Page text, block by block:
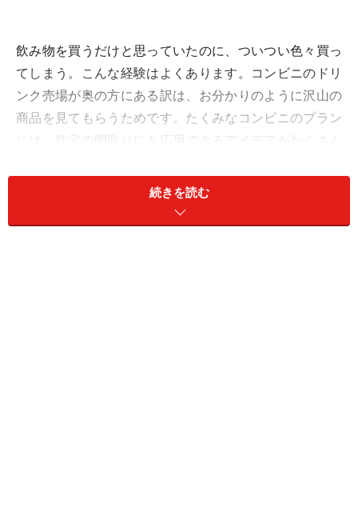
飲み物を買うだけと思っていたのに、ついつい色々買っ
てしまう。こんな経験はよくあります。コンビニのドリ
ンク売場が奥の方にある訳は、お分かりのように沢山の
商品を見てもらうためです。たくみなコンビニのプラン
には、住宅の間取りにも応用できるアイデアがたくさん
コンビニのデザインにも、一流の建築デザイナーが参加
しているのをご存じでしょうか。大手コンビニエンスス
続きを読む